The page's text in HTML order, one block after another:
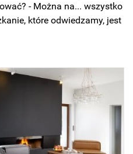
- Można na... wszystko
które odwiedzamy, jest